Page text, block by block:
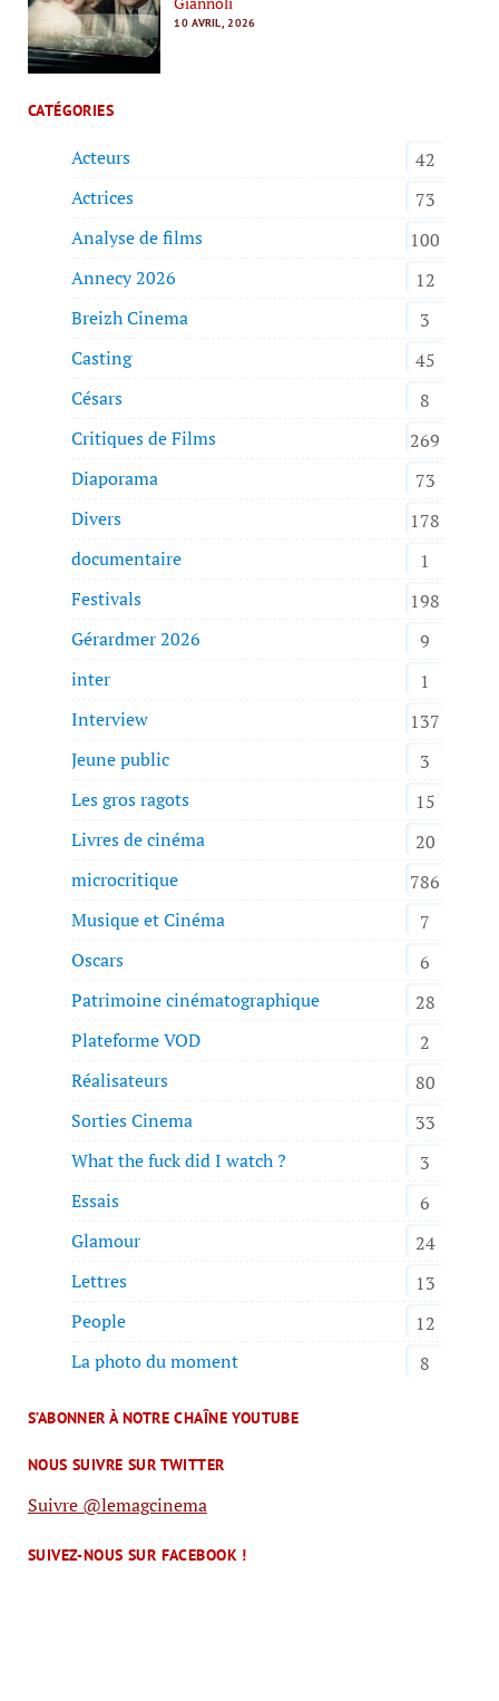
10 AVRIL, 2026
CATÉGORIES
Acteurs
42
Actrices
73
Analyse de films
100
Annecy 2026
12
Breizh Cinema
3
Casting
45
Césars
8
Critiques de Films
269
Diaporama
73
Divers
178
documentaire
1
Festivals
198
Gérardmer 2026
9
inter
1
Interview
137
Jeune public
3
Les gros ragots
15
Livres de cinéma
20
microcritique
786
Musique et Cinéma
7
Oscars
6
Patrimoine cinématographique
28
Plateforme VOD
2
Réalisateurs
80
Sorties Cinema
33
What the fuck did I watch ?
3
Essais
6
Glamour
24
Lettres
13
People
12
La photo du moment
8
S’ABONNER À NOTRE CHAÎNE YOUTUBE
NOUS SUIVRE SUR TWITTER
Suivre @lemagcinema
SUIVEZ-NOUS SUR FACEBOOK !